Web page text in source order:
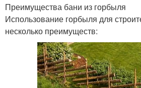
Преимущества бани из горбыля
Использование горбыля для
несколько преимуществ: